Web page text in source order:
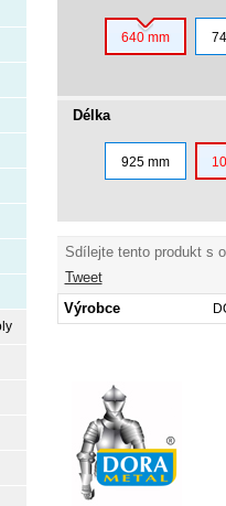
640 mm
Délka
925 mm
Sdílejte tento produkt s
Tweet
Výrobce